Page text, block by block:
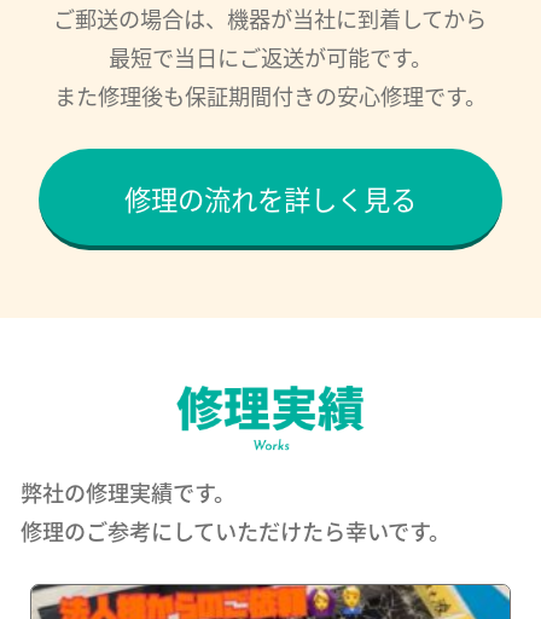
ご郵送の場合は、機器が当社に到着してから
最短で当日にご返送が可能です。
また修理後も保証期間付きの安心修理です。
修理の流れを詳しく見る
弊社の修理実績です。
修理のご参考にしていただけたら幸いです。